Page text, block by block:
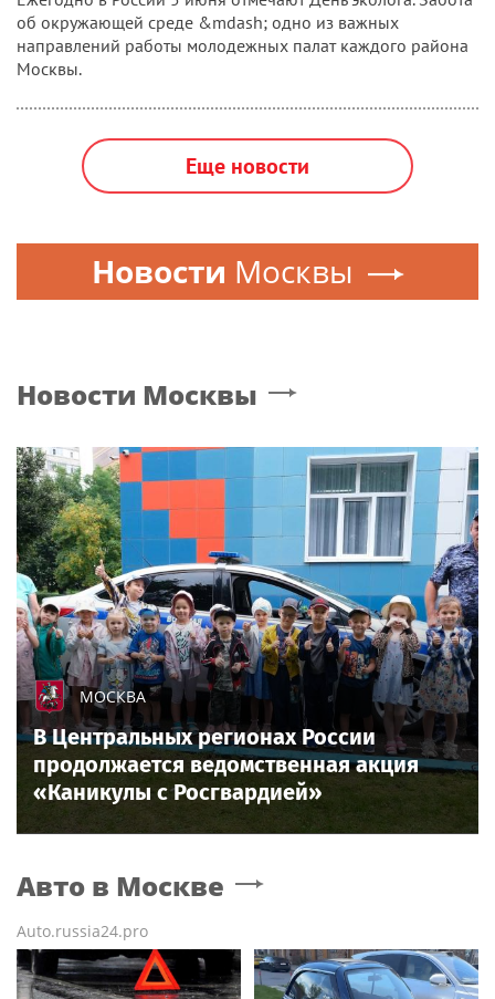
об окружающей среде &mdash; одно из важных
направлений работы молодежных палат каждого района
Москвы.
Еще новости
Новости Москвы
Новости Москвы
МОСКВА
В Центральных регионах России
продолжается ведомственная акция
«Каникулы с Росгвардией»
Авто в Москве
Auto.russia24.pro